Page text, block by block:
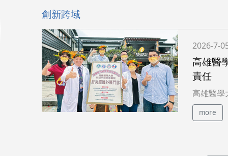
創新跨域
2026-7-
高雄醫
責任
高雄醫學
more